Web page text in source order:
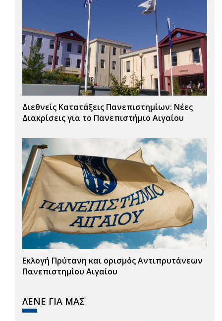
Διεθνείς Κατατάξεις Πανεπιστημίων: Νέες
Διακρίσεις για το Πανεπιστήμιο Αιγαίου
Εκλογή Πρύτανη και ορισμός Αντιπρυτάνεων
Πανεπιστημίου Αιγαίου
ΛΕΝΕ ΓΙΑ ΜΑΣ